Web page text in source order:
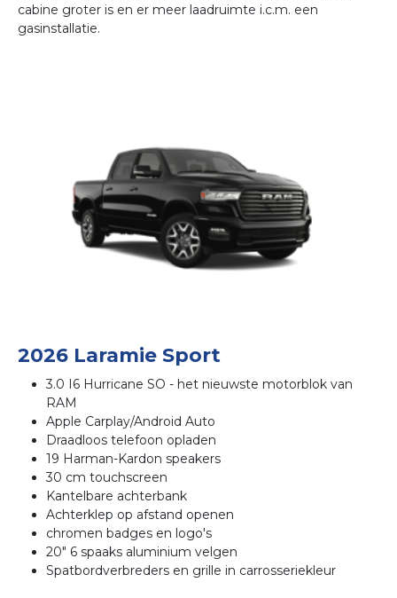
cabine groter is en er meer laadruimte i.c.m. een
gasinstallatie.
2026 Laramie Sport
3.0 I6 Hurricane SO - het nieuwste motorblok van
RAM
Apple Carplay/Android Auto
Draadloos telefoon opladen
19 Harman-Kardon speakers
30 cm touchscreen
Kantelbare achterbank
Achterklep op afstand openen
chromen badges en logo's
20" 6 spaaks aluminium velgen
Spatbordverbreders en grille in carrosseriekleur